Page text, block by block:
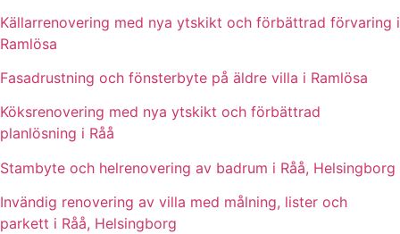
Källarrenovering med nya ytskikt och förbättrad förvaring i
Ramlösa
Fasadrustning och fönsterbyte på äldre villa i Ramlösa
Köksrenovering med nya ytskikt och förbättrad
planlösning i Råå
Stambyte och helrenovering av badrum i Råå, Helsingborg
Invändig renovering av villa med målning, lister och
parkett i Råå, Helsingborg